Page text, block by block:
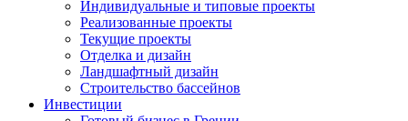
Индивидуальные и типовые проекты
Реализованные проекты
Текущие проекты
Отделка и дизайн
Ландшафтный дизайн
Строительство бассейнов
Инвестиции